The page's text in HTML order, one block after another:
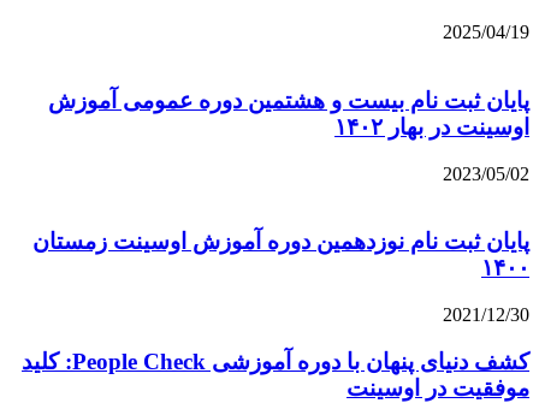
2025/04/19
پایان ثبت نام بیست و هشتمین دوره عمومی آموزش
اوسینت در بهار ۱۴۰۲
2023/05/02
پایان ثبت نام نوزدهمین دوره آموزش اوسینت زمستان
۱۴۰۰
2021/12/30
کشف دنیای پنهان با دوره آموزشی People Check: کلید
موفقیت در اوسینت